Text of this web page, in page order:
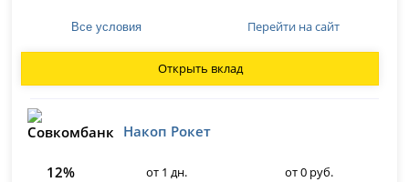
Все условия Перейти на сайт
Открыть вклад
Накоп Рокет
12% от 1 дн. от 0 руб.